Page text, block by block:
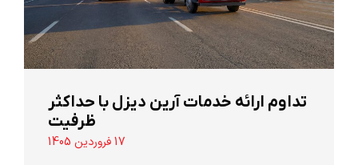
تداوم ارائه خدمات آرین دیزل با حداکثر
ظرفیت
17 فروردین 1405